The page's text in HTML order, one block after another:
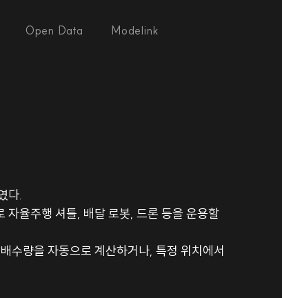
Open Data Modelink
다.
자율주행 셔틀, 배달 로봇, 드론 등을 운용할
수량을 자동으로 계산하거나, 특정 위치에서